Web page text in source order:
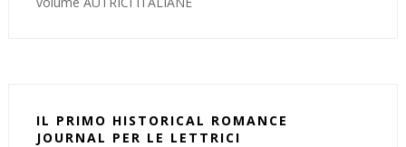
IL PRIMO HISTORICAL ROMANCE
JOURNAL PER LE LETTRICI